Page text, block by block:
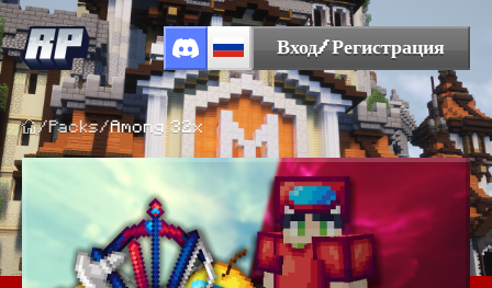
Вход/Регистрация
/ Packs/Among 32x